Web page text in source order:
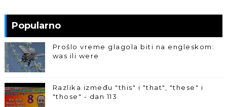
Popularno
Prošlo vreme glagola biti na engleskom:
was ili were
Razlika između "this" i "that", "these" i
"those" - dan 113